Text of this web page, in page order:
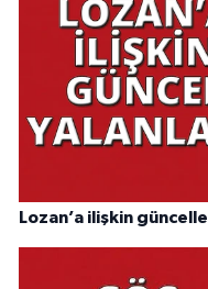
Lozan’a ilişkin